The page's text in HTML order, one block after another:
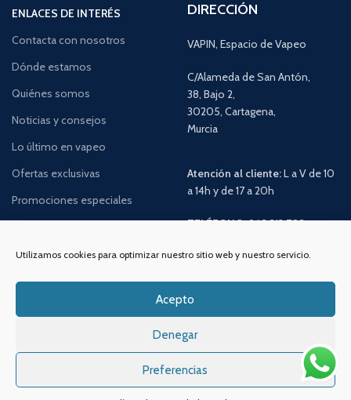
Utilizamos cookies para optimizar nuestro sitio web y nuestro servicio.
Acepto
Denegar
Preferencias
ENLACES DE INTERÉS
Contacta con nosotros
Dónde estamos
Quiénes somos
Noticias y consejos
Lo último en vapeo
Ofertas exclusivas
Promociones especiales
DIRECCIÓN
VAPIN, Espacio de Vapeo
C/Alameda de San Antón,
38, Bajo 2,
30205, Cartagena,
Murcia
Atención al cliente:L a V de 10
a 14h y de 17 a 20h
TELÉFONO:968 312 702
Email:info@vapeo.es